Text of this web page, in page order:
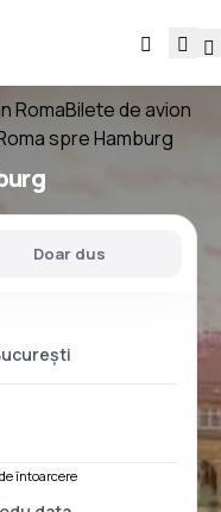
RomaBilete de avion
spre Hamburg
Doar dus
întoarcere